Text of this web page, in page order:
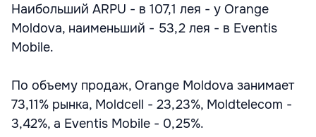
Наибольший ARPU - в 107,1 лея - у Orange
Moldova, наименьший - 53,2 лея - в Eventis
Mobile.
По объему продаж, Orange Moldova занимает
73,11% рынка, Moldcell - 23,23%, Moldtelecom -
3,42%, а Eventis Mobile - 0,25%.